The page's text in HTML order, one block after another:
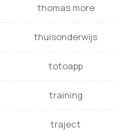
thomas more
thuisonderwijs
totoapp
training
traject